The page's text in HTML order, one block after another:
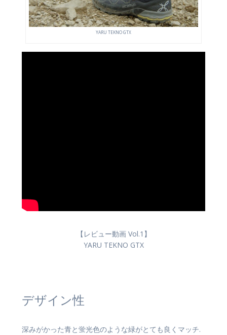
YARU TEKNO GTX
【レビュー動画 Vol.1】
YARU TEKNO GTX
デザイン性
深みがかった青と蛍光色のような緑がとても良くマッチ.